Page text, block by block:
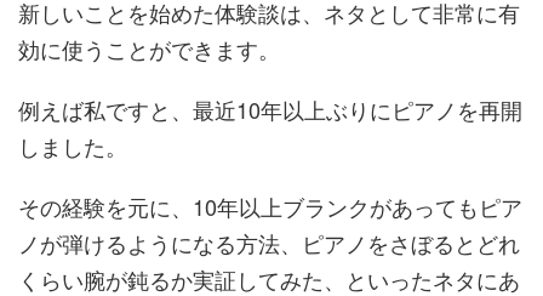
新しいことを始めた体験談は、ネタとして非常に有
効に使うことができます。
例えば私ですと、最近10年以上ぶりにピアノを再開
しました。
その経験を元に、10年以上ブランクがあってもピア
ノが弾けるようになる方法、ピアノをさぼるとどれ
くらい腕が鈍るか実証してみた、といったネタにあ